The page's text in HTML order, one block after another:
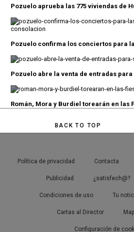
Pozuelo aprueba las 775 viviendas de
Pozuelo confirma los conciertos para
Pozuelo abre la venta de entradas
Román, Mora y Burdiel torearán en las
BACK TO TOP
Política de privacidad Contacta
Publicidad ¿satisfech@?
Condiciones de uso Tu
Cartas al Director
Configuración de